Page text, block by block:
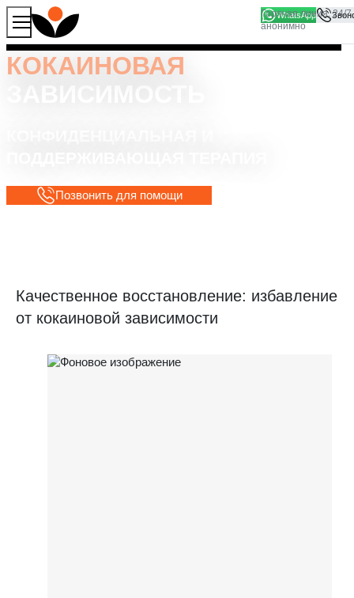
WhatsApp
КОКАИНОВАЯ
Позвонить для помощи
Качественное восстановление: избавление
от кокаиновой зависимости
Продолжая работу с сайтом, вы соглашаетесь на то, что
мы используем файлы
Хорошо